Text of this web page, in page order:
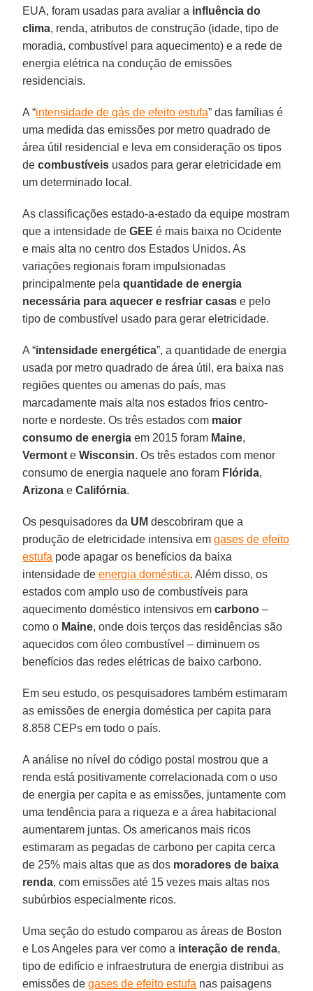
EUA, foram usadas para avaliar a influência do
clima, renda, atributos de construção (idade, tipo de
moradia, combustível para aquecimento) e a rede de
energia elétrica na condução de emissões
residenciais.
A “intensidade de gás de efeito estufa” das famílias é
uma medida das emissões por metro quadrado de
área útil residencial e leva em consideração os tipos
decombustíveis usados para gerar eletricidade em
um determinado local.
As classificações estado-a-estado da equipe mostram
que a intensidade deGEE é mais baixa no Ocidente
e mais alta no centro dos Estados Unidos. As
variações regionais foram impulsionadas
principalmente pelaquantidade de energia
necessária para aquecer e resfriar casas e pelo
tipo de combustível usado para gerar eletricidade.
A “intensidade energética”, a quantidade de energia
usada por metro quadrado de área útil, era baixa nas
regiões quentes ou amenas do país, mas
marcadamente mais alta nos estados frios centro-
norte e nordeste. Os três estados com maior
consumo de energia em 2015 foram Maine,
Vermont eWisconsin. Os três estados com menor
consumo de energia naquele ano foram Flórida,
Arizona eCalifórnia.
Os pesquisadores da UM descobriram que a
produção de eletricidade intensiva emgases de efeito
estufa pode apagar os benefícios da baixa
intensidade deenergia doméstica. Além disso, os
estados com amplo uso de combustíveis para
aquecimento doméstico intensivos emcarbono –
como o Maine, onde dois terços das residências são
aquecidos com óleo combustível – diminuem os
benefícios das redes elétricas de baixo carbono.
Em seu estudo, os pesquisadores também estimaram
as emissões de energia doméstica per capita para
8.858 CEPs em todo o país.
A análise no nível do código postal mostrou que a
renda está positivamente correlacionada com o uso
de energia per capita e as emissões, juntamente com
uma tendência para a riqueza e a área habitacional
aumentarem juntas. Os americanos mais ricos
estimaram as pegadas de carbono per capita cerca
de 25% mais altas que as dos moradores de baixa
renda, com emissões até 15 vezes mais altas nos
subúrbios especialmente ricos.
Uma seção do estudo comparou as áreas de Boston
e Los Angeles para ver como a interação de renda,
tipo de edifício e infraestrutura de energia distribui as
emissões degases de efeito estufa nas paisagens